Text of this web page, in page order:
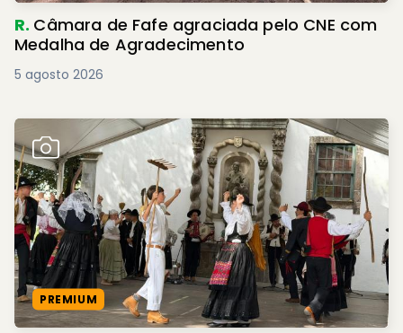
R. Câmara de Fafe agraciada pelo CNE com
Medalha de Agradecimento
5 agosto 2026
PREMIUM